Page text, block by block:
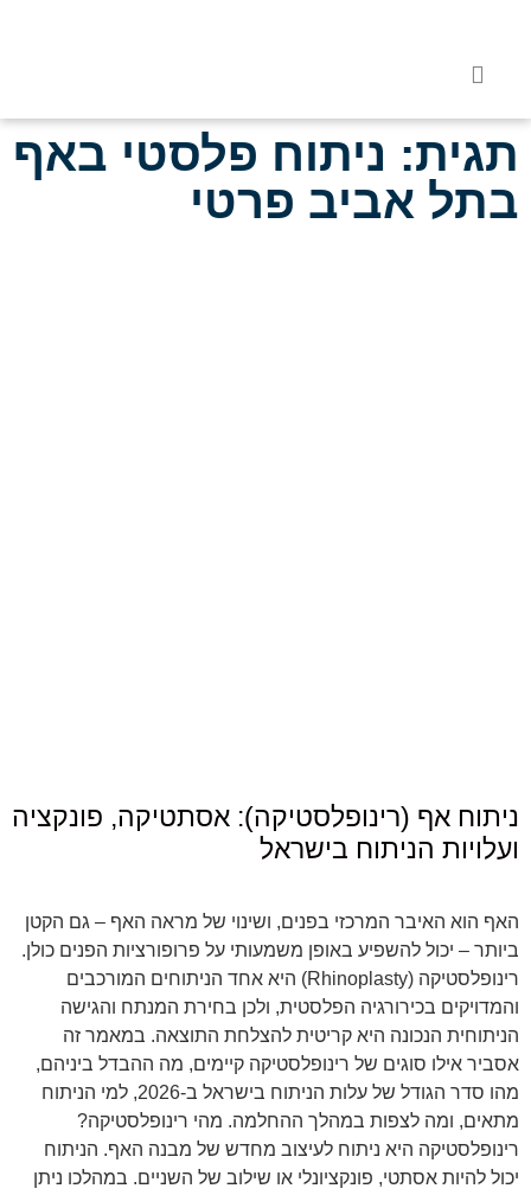
תגית: ניתוח פלסטי באף
בתל אביב פרטי
ניתוח אף (רינופלסטיקה): אסתטיקה, פונקציה
ועלויות הניתוח בישראל
האף הוא האיבר המרכזי בפנים, ושינוי של מראה האף – גם הקטן
ביותר – יכול להשפיע באופן משמעותי על פרופורציות הפנים כולן.
רינופלסטיקה (Rhinoplasty) היא אחד הניתוחים המורכבים
והמדויקים בכירורגיה הפלסטית, ולכן בחירת המנתח והגישה
הניתוחית הנכונה היא קריטית להצלחת התוצאה. במאמר זה
אסביר אילו סוגים של רינופלסטיקה קיימים, מה ההבדל ביניהם,
מהו סדר הגודל של עלות הניתוח בישראל ב-2026, למי הניתוח
מתאים, ומה לצפות במהלך ההחלמה. מהי רינופלסטיקה?
רינופלסטיקה היא ניתוח לעיצוב מחדש של מבנה האף. הניתוח
יכול להיות אסתטי, פונקציונלי או שילוב של השניים. במהלכו ניתן